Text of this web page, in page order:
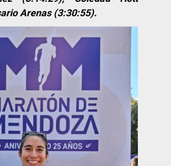
Arenas (3:30:55).